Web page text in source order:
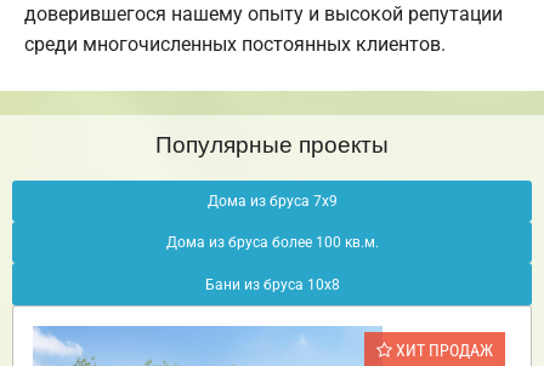
доверившегося нашему опыту и высокой репутации
среди многочисленных постоянных клиентов.
Популярные проекты
Дома из бруса 7х9
Дома из бруса более 100 кв.м.
Бани из бруса 10х8
ХИТ ПРОДАЖ